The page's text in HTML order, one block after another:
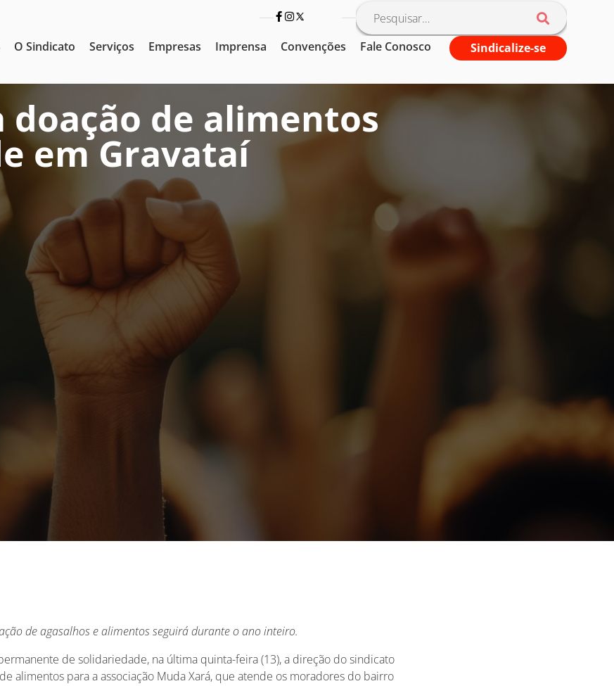
O Sindicato Serviços Empresas Imprensa Convenções Fale Conosco Sindicalize-se
doação de alimentos
em Gravataí
de agasalhos e alimentos seguirá durante o ano inteiro.
de solidariedade, na última quinta-feira (13), a direção do sindicato
alimentos para a associação Muda Xará, que atende os moradores do bairro